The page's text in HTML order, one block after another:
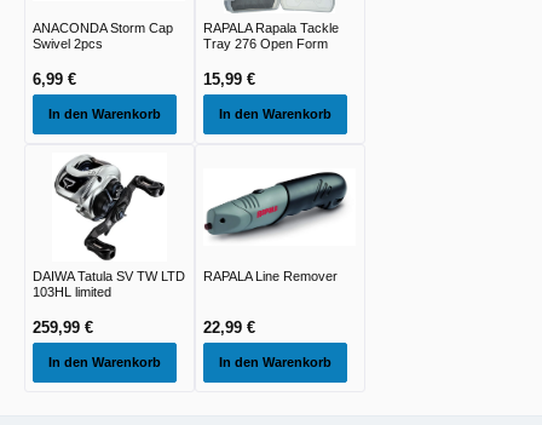
ANACONDA Storm Cap
Swivel 2pcs
6,99 €
In den Warenkorb
RAPALA Rapala Tackle
Tray 276 Open Form
15,99 €
In den Warenkorb
DAIWA Tatula SV TW LTD
103HL limited
259,99 €
In den Warenkorb
RAPALA Line Remover
22,99 €
In den Warenkorb